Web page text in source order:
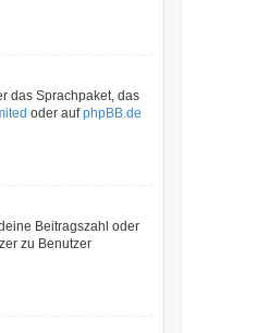
das Sprachpaket, das
oder aufphpBB.de
Beitragszahl oder
zu Benutzer